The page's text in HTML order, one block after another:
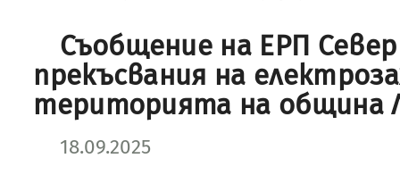
Съобщение на ЕРП
прекъсвания на
територията на община
18.09.2025